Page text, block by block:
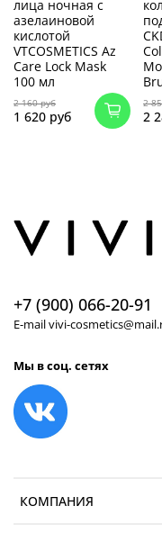
лица ночная с
азелаиновой
кислотой
VTCOSMETICS Az
Care Lock Mask
100 мл
2 160 руб
1 620 руб
2
2
КОМПАНИЯ
+7 (900) 066-20-91
E-mail vivi-
Мы в соц. сетях